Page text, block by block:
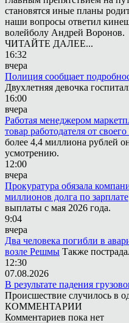
становятся иные планы
наши вопросы ответил
волейболу Андрей Воронов.
ЧИТАЙТЕ ДАЛЕЕ...
16:32
вчера
Полиция сообщает
Двухлетняя девочка
16:00
вчера
Работая менеджером
товар работодателя от
более 4,4 миллиона рублей
усмотрению.
12:00
вчера
Прокуратура обязала
миллионов долга по зарплате
выплаты с мая 2026 года.
9:04
вчера
Два человека погибли в
возле Решмы Также
12:30
07.08.2026
В результате падения
Происшествие случилось в
КОММЕНТАРИИ
Комментариев пока нет